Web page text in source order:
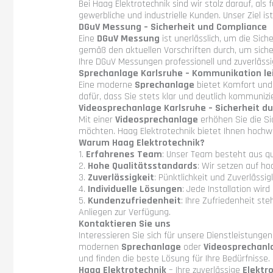
Bei Haag Elektrotechnik sind wir stolz darauf, als
gewerbliche und industrielle Kunden. Unser Ziel
DGuV Messung – Sicherheit und Compliance
Eine DGuV Messung ist unerlässlich, um die
gemäß den aktuellen Vorschriften durch, um
Ihre DGuV Messungen professionell und
Sprechanlage Karlsruhe – Kommunikation
Eine moderne Sprechanlage bietet Komfort
dafür, dass Sie stets klar und deutlich
Videosprechanlage Karlsruhe – Sicherheit
Mit einerVideosprechanlage erhöhen Sie die
möchten. Haag Elektrotechnik bietet Ihnen
Warum Haag Elektrotechnik?
1. Erfahrenes Team: Unser Team besteht aus
2. Hohe Qualitätsstandards: Wir setzen auf
3. Zuverlässigkeit: Pünktlichkeit und
4. Individuelle Lösungen: Jede Installation wird
5. Kundenzufriedenheit: Ihre Zufriedenheit
Anliegen zur Verfügung.
Kontaktieren Sie uns
Interessieren Sie sich für unsere
modernen Sprechanlage oder
und finden die beste Lösung für Ihre Bedürfnisse.